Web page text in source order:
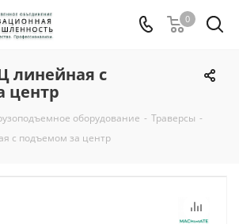
0
линейная с
центр
оборудование - Траверсы -
с подъемом за центр